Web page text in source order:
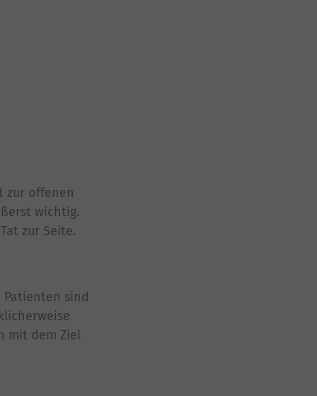
zur offenen
wichtig.
zur Seite.
Patienten sind
mit dem Ziel